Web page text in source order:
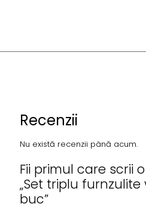
Recenzii
Nu există recenzii până acum.
Fii primul care scrii
„Set triplu furnzulite
buc”